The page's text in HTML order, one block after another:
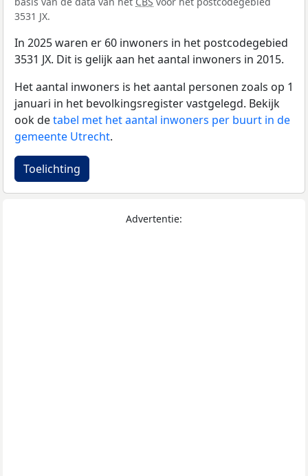
3531 JX.
In 2025 waren er 60 inwoners in het postcodegebied
3531 JX. Dit is gelijk aan het aantal inwoners in 2015.
Het aantal inwoners is het aantal personen zoals op 1
januari in het bevolkingsregister vastgelegd. Bekijk
ook detabel met het aantal inwoners per buurt in de
gemeente Utrecht.
Toelichting
Advertentie: